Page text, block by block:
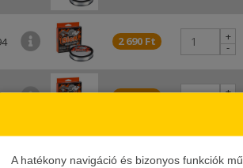
A hatékony navigáció és bizonyos funkciók
2 690 Ft -
+
2 890 Ft +
-